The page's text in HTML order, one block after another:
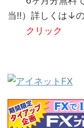
当!!）詳しくは↓
クリック